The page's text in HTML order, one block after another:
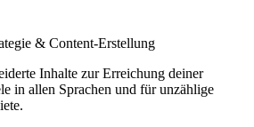
& Content-Erstellung
Inhalte zur Erreichung deiner
in allen Sprachen und für unzählige